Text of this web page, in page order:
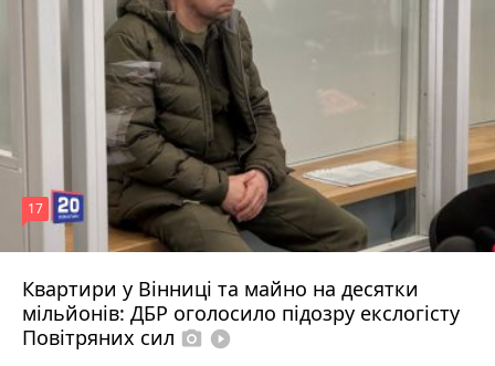
Квартири у Вінниці та майно на десятки
мільйонів: ДБР оголосило підозру екслогісту
Повітряних сил photo_camera play_circle_filled
17
Вчора о 10:37